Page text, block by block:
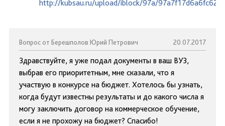
http://kubsau.ru/upload/iblock/97a/
Вопрос от Берешполов Юрий Петрович 20.07.2017
Здравствуйте, я уже подал документы в ваш ВУЗ,
выбрав его приоритетным, мне сказали, что я
участвую в конкурсе на бюджет. Хотелось бы узнать,
когда будут известны результаты и до какого числа я
могу заключить договор на коммерческое обучение,
если я не прохожу на бюджет? Спасибо!